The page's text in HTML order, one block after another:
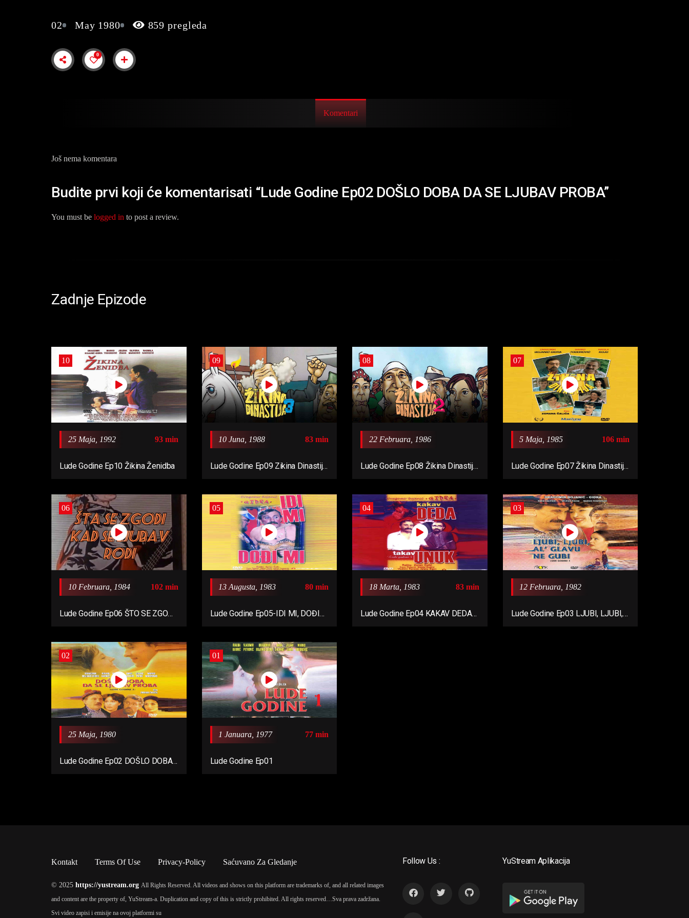
02 May 1980 859 pregleda
0
Komentari
Još nema komentara
Budite prvi koji će komentarisati “Lude Godine Ep02 DOŠLO DOBA DA SE LJUBAV PROBA”
You must be logged in to post a review.
Zadnje Epizode
10
25 Maja, 1992 93 min
Lude Godine Ep10 Žikina Ženidba
09
10 Juna, 1988 83 min
Lude Godine Ep09 Zikina Dinastija
08
22 Februara, 1986
Lude Godine Ep08 Žikina Dinastija
07
5 Maja, 1985 106 min
Lude Godine Ep07 Žikina Dinastija
06
10 Februara, 1984 102 min
Lude Godine Ep06 ŠTO SE ZGODI
05
13 Augusta, 1983 80 min
Lude Godine Ep05-IDI MI, DOĐI
04
18 Marta, 1983 83 min
Lude Godine Ep04 KAKAV DEDA
03
12 Februara, 1982
Lude Godine Ep03 LJUBI, LJUBI,
02
25 Maja, 1980
Lude Godine Ep02 DOŠLO DOBA
01
1 Januara, 1977 77 min
Lude Godine Ep01
Kontakt Terms Of Use Privacy-Policy Saćuvano Za Gledanje
© 2025 https://yustream.org All Rights Reserved. All videos and shows on this platform are trademarks of, and all related images
and content are the property of, YuStream-a. Duplication and copy of this is strictly prohibited. All rights reserved…Sva prava zadržana.
Svi video zapisi i emisije na ovoj platformi su
Follow Us : YuStream Aplikacija